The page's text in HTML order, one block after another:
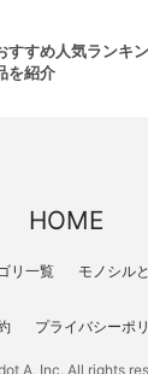
すすめ人気ランキ
を紹介
HOME
リ一覧 モノシル
プライバシーポ
A, Inc. All rights